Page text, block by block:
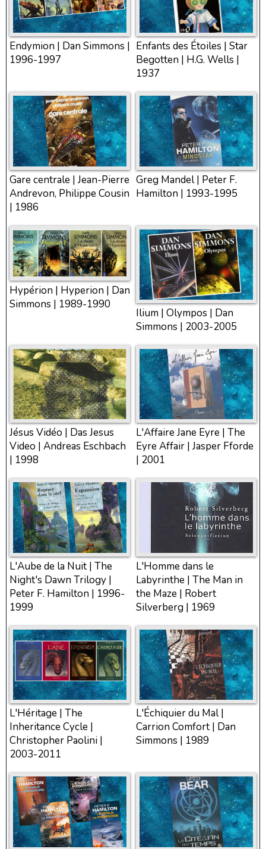
Endymion | Dan Simmons |
1996-1997
Enfants des Étoiles | Star
Begotten | H.G. Wells |
1937
Gare centrale | Jean-Pierre
Andrevon, Philippe Cousin
| 1986
Greg Mandel | Peter F.
Hamilton | 1993-1995
Hypérion | Hyperion | Dan
Simmons | 1989-1990
Ilium | Olympos | Dan
Simmons | 2003-2005
Jésus Vidéo | Das Jesus
Video | Andreas Eschbach
| 1998
L'Affaire Jane Eyre | The
Eyre Affair | Jasper Fforde
| 2001
L'Aube de la Nuit | The
Night's Dawn Trilogy |
Peter F. Hamilton | 1996-
1999
L'Homme dans le
Labyrinthe | The Man in
the Maze | Robert
Silverberg | 1969
L'Héritage | The
Inheritance Cycle |
Christopher Paolini |
2003-2011
L'Échiquier du Mal |
Carrion Comfort | Dan
Simmons | 1989